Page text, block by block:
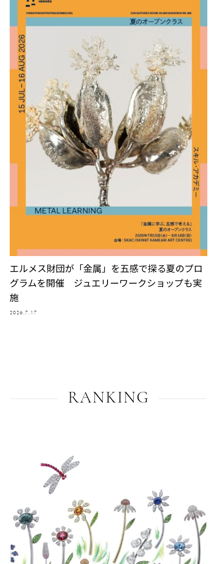
エルメス財団が「金属」を五感で探る夏のプロ
グラムを開催 ジュエリーワークショップも実
施
2026.7.17
RANKING